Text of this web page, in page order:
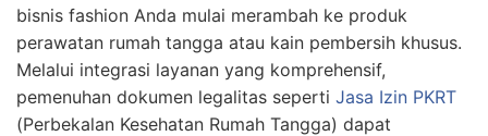
bisnis fashion Anda mulai merambah ke produk
perawatan rumah tangga atau kain pembersih khusus.
Melalui integrasi layanan yang komprehensif,
pemenuhan dokumen legalitas seperti Jasa Izin PKRT
(Perbekalan Kesehatan Rumah Tangga) dapat